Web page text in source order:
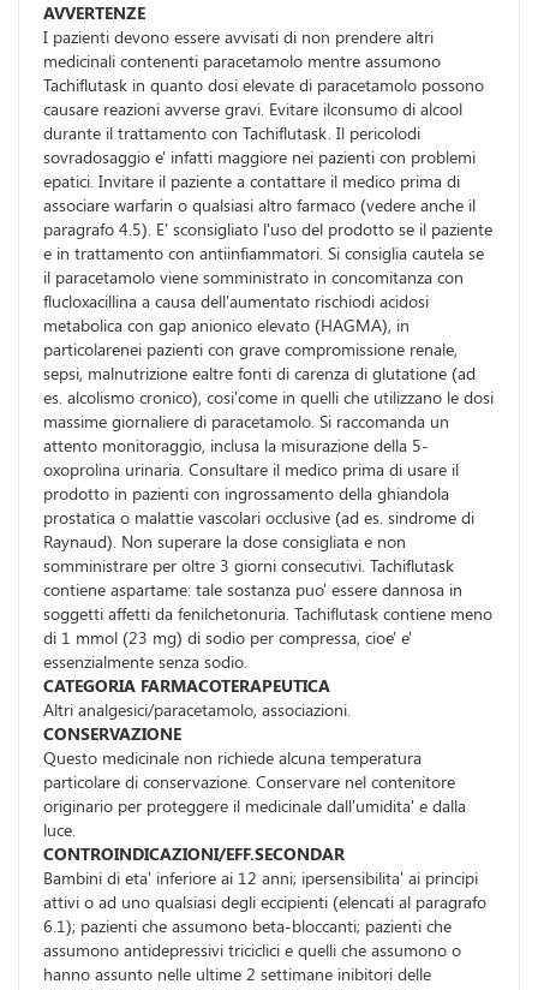
AVVERTENZE
I pazienti devono essere avvisati di non prendere altri
medicinali contenenti paracetamolo mentre assumono
Tachiflutask in quanto dosi elevate di paracetamolo possono
causare reazioni avverse gravi. Evitare ilconsumo di alcool
durante il trattamento con Tachiflutask. Il pericolodi
sovradosaggio e' infatti maggiore nei pazienti con problemi
epatici. Invitare il paziente a contattare il medico prima di
associare warfarin o qualsiasi altro farmaco (vedere anche il
paragrafo 4.5). E' sconsigliato l'uso del prodotto se il paziente
e in trattamento con antiinfiammatori. Si consiglia cautela se
il paracetamolo viene somministrato in concomitanza con
flucloxacillina a causa dell'aumentato rischiodi acidosi
metabolica con gap anionico elevato (HAGMA), in
particolarenei pazienti con grave compromissione renale,
sepsi, malnutrizione ealtre fonti di carenza di glutatione (ad
es. alcolismo cronico), cosi'come in quelli che utilizzano le dosi
massime giornaliere di paracetamolo. Si raccomanda un
attento monitoraggio, inclusa la misurazione della 5-
oxoprolina urinaria. Consultare il medico prima di usare il
prodotto in pazienti con ingrossamento della ghiandola
prostatica o malattie vascolari occlusive (ad es. sindrome di
Raynaud). Non superare la dose consigliata e non
somministrare per oltre 3 giorni consecutivi. Tachiflutask
contiene aspartame: tale sostanza puo' essere dannosa in
soggetti affetti da fenilchetonuria. Tachiflutask contiene meno
di 1 mmol (23 mg) di sodio per compressa, cioe' e'
essenzialmente senza sodio.
CATEGORIA FARMACOTERAPEUTICA
Altri analgesici/paracetamolo, associazioni.
CONSERVAZIONE
Questo medicinale non richiede alcuna temperatura
particolare di conservazione. Conservare nel contenitore
originario per proteggere il medicinale dall'umidita' e dalla
luce.
CONTROINDICAZIONI/EFF.SECONDAR
Bambini di eta' inferiore ai 12 anni; ipersensibilita' ai principi
attivi o ad uno qualsiasi degli eccipienti (elencati al paragrafo
6.1); pazienti che assumono beta-bloccanti; pazienti che
assumono antidepressivi triciclici e quelli che assumono o
hanno assunto nelle ultime 2 settimane inibitori delle